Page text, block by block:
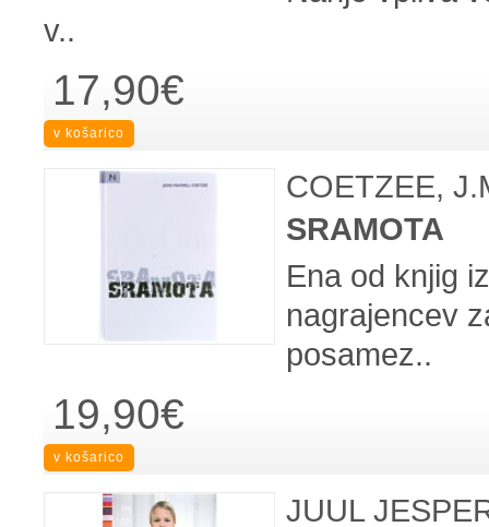
v..
17,90€
COETZEE,
SRAMOTA
Ena od knjig
nagrajencev
posamez..
19,90€
JUUL